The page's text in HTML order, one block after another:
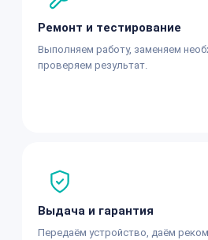
Ремонт и тестирование
Выполняем работу, заменяем
проверяем результат.
Выдача и гарантия
Передаём устройство, даём